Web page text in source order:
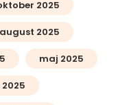
2025
august 2025
maj 2025